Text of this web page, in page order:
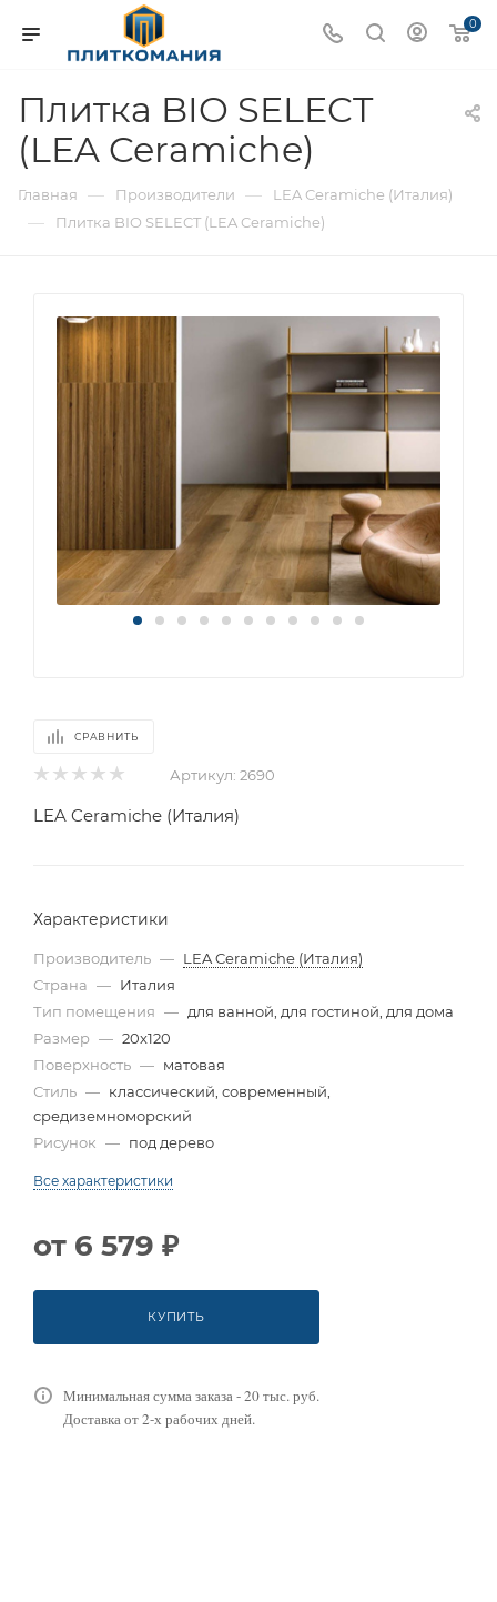
0
Плитка BIO SELECT
(LEA Ceramiche)
Главная — Производители — LEA Ceramiche (Италия)
— Плитка BIO SELECT (LEA Ceramiche)
СРАВНИТЬ
Артикул: 2690
LEA Ceramiche (Италия)
Характеристики
Производитель — LEA Ceramiche (Италия)
Страна — Италия
Тип помещения — для ванной, для гостиной, для дома
Размер — 20x120
Поверхность — матовая
Стиль — классический, современный,
средиземноморский
Рисунок — под дерево
Все характеристики
от 6 579 ₽
КУПИТЬ
Минимальная сумма заказа - 20 тыс. руб.
Доставка от 2-х рабочих дней.